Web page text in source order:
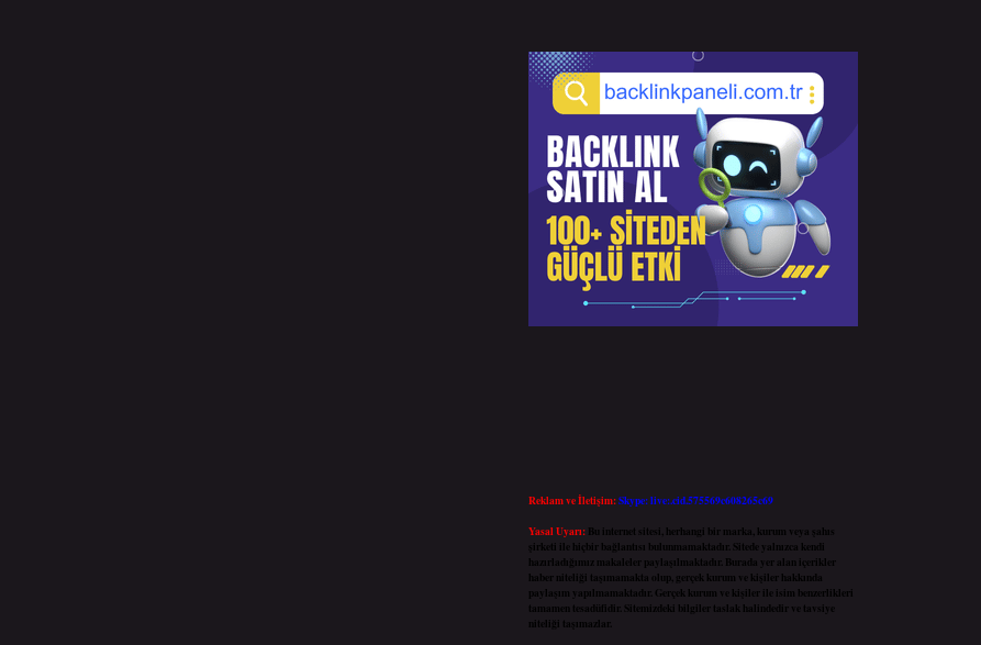
Reklam ve İletişim:Skype: live:.cid.575569c608265c69
Yasal Uyarı: Bu internet sitesi, herhangi bir marka, kurum veya şahıs
şirketi ile hiçbir bağlantısı bulunmamaktadır. Sitede yalnızca kendi
hazırladığımız makaleler paylaşılmaktadır. Burada yer alan içerikler
haber niteliği taşımamakta olup, gerçek kurum ve kişiler hakkında
paylaşım yapılmamaktadır. Gerçek kurum ve kişiler ile isim benzerlikleri
tamamen tesadüfidir. Sitemizdeki bilgiler taslak halindedir ve tavsiye
niteliği taşımazlar.